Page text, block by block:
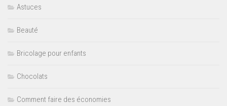
Astuces
Beauté
Bricolage pour enfants
Chocolats
Comment faire des économies